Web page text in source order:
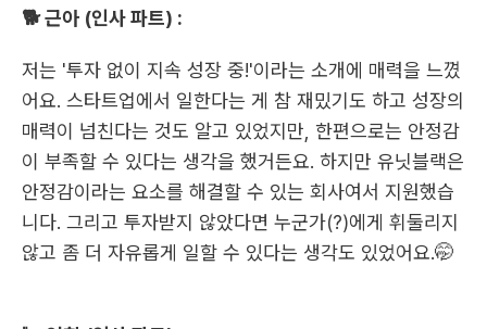
🐕 근아 (인사 파트) :
저는 '투자 없이 지속 성장 중!'이라는 소개에 매력을 느꼈
어요. 스타트업에서 일한다는 게 참 재밌기도 하고 성장의
매력이 넘친다는 것도 알고 있었지만, 한편으로는 안정감
이 부족할 수 있다는 생각을 했거든요. 하지만 유닛블랙은
안정감이라는 요소를 해결할 수 있는 회사여서 지원했습
니다. 그리고 투자받지 않았다면 누군가(?)에게 휘둘리지
않고 좀 더 자유롭게 일할 수 있다는 생각도 있었어요.🤭